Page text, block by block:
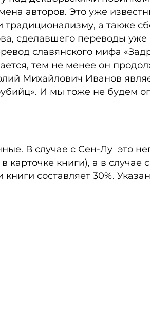
авторов. Это уже
а также
сделавшего переводы уже
славянского мифа
тем не менее он
Михайлович Иванов
И мы тоже не будем
В случае с Сен-Лу это
книги), а в случае с
составляет 30%.